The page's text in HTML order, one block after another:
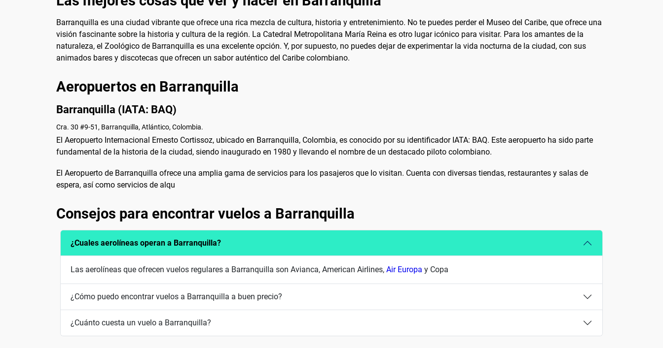
Barranquilla es una ciudad vibrante que ofrece una rica mezcla de cultura, historia y entretenimiento. No te puedes perder el Museo del Caribe, que ofrece una
visión fascinante sobre la historia y cultura de la región. La Catedral Metropolitana María Reina es otro lugar icónico para visitar. Para los amantes de la
naturaleza, el Zoológico de Barranquilla es una excelente opción. Y, por supuesto, no puedes dejar de experimentar la vida nocturna de la ciudad, con sus
animados bares y discotecas que ofrecen un sabor auténtico del Caribe colombiano.
Aeropuertos en Barranquilla
Barranquilla (IATA: BAQ)
Cra. 30 #9-51, Barranquilla, Atlántico, Colombia.
El Aeropuerto Internacional Ernesto Cortissoz, ubicado en Barranquilla, Colombia, es conocido por su identificador IATA: BAQ. Este aeropuerto ha sido parte
fundamental de la historia de la ciudad, siendo inaugurado en 1980 y llevando el nombre de un destacado piloto colombiano.
El Aeropuerto de Barranquilla ofrece una amplia gama de servicios para los pasajeros que lo visitan. Cuenta con diversas tiendas, restaurantes y salas de
espera, así como servicios de alqu
Consejos para encontrar vuelos a Barranquilla
¿Cuales aerolíneas operan a Barranquilla?
Las aerolíneas que ofrecen vuelos regulares a Barranquilla son Avianca, American Airlines, Air Europa y Copa
¿Cómo puedo encontrar vuelos a Barranquilla a buen precio?
¿Cuánto cuesta un vuelo a Barranquilla?